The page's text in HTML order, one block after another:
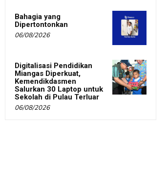
Bahagia yang
Dipertontonkan
06/08/2026
Digitalisasi Pendidikan
Miangas Diperkuat,
Kemendikdasmen
Salurkan 30 Laptop untuk
Sekolah di Pulau Terluar
06/08/2026